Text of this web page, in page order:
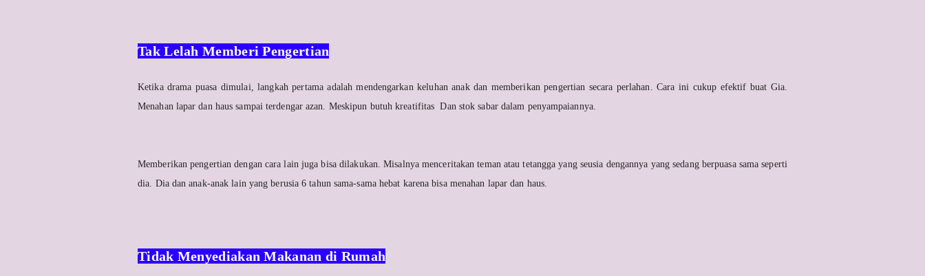
Tak Lelah Memberi Pengertian
Ketika drama puasa dimulai, langkah pertama adalah mendengarkan keluhan anak dan memberikan pengertian secara perlahan. Cara ini cukup efektif buat Gia.
Menahan lapar dan haus sampai terdengar azan. Meskipun butuh kreatifitas Dan stok sabar dalam penyampaiannya.
Memberikan pengertian dengan cara lain juga bisa dilakukan. Misalnya menceritakan teman atau tetangga yang seusia dengannya yang sedang berpuasa sama seperti
dia. Dia dan anak-anak lain yang berusia 6 tahun sama-sama hebat karena bisa menahan lapar dan haus.
Tidak Menyediakan Makanan di Rumah